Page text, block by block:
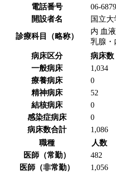
電話番号
06-
開設者名
国立
診療科目（略称）
内 血
乳腺・
病床区分
病床数
一般病床
1,034
療養病床
0
精神病床
52
結核病床
0
感染症病床
0
病床数合計
1,086
職種
人数
医師（常勤）
482
医師（非常勤）
1,056